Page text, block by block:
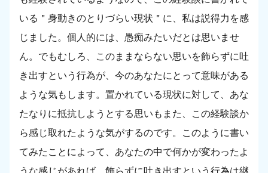
いる＂身動きのとりづらい現状＂に、私は説得力を感
じました。個人的には、愚痴みたいだとは思いませ
ん。でもむしろ、このままならない思いを飾らずに吐
き出すという行為が、今のあなたにとって意味がある
ような気もします。置かれている現状に対して、あな
たなりに抵抗しようとする思いもまた、この経験談か
ら感じ取れたような気がするのです。このように書い
てみたことによって、あなたの中で何かが変わったよ